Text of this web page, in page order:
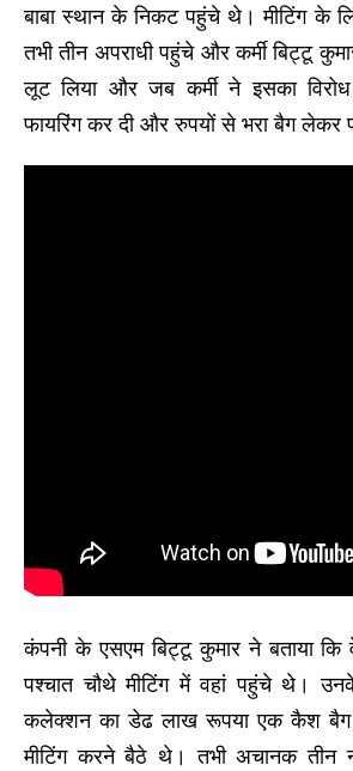
बाबा स्थान के निकट पहुंचे थे। मीटिंग के
तभी तीन अपराधी पहुंचे और कर्मी बिट्टू
लूट लिया और जब कर्मी ने इसका विरोध
फायरिंग कर दी और रुपयों से भरा बैग लेकर
कंपनी के एसएम बिट्टू कुमार ने बताया कि
पश्चात चौथे मीटिंग में वहां पहुंचे थे।
कलेक्शन का डेढ लाख रूपया एक कैश
मीटिंग करने बैठे थे। तभी अचानक तीन